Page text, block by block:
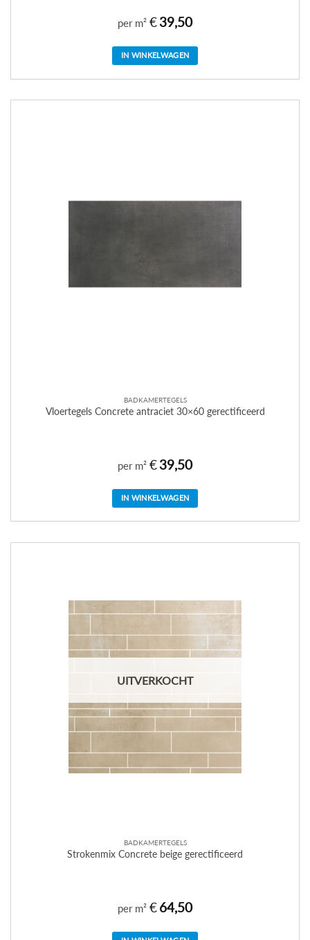
per m² €39,50
IN WINKELWAGEN
BADKAMERTEGELS
Vloertegels Concrete antraciet 30×60 gerectificeerd
per m² €39,50
IN WINKELWAGEN
UITVERKOCHT
BADKAMERTEGELS
Strokenmix Concrete beige gerectificeerd
per m² €64,50